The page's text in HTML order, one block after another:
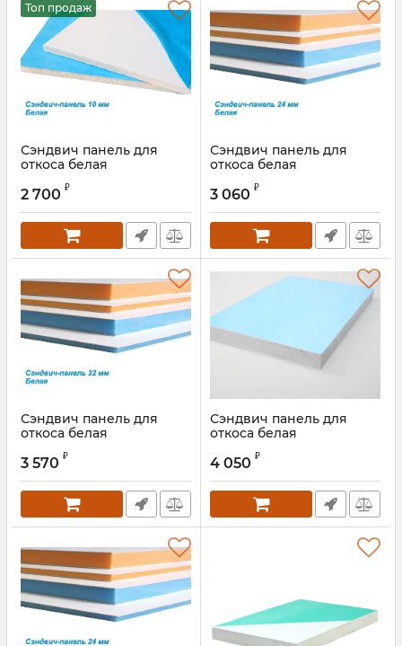
Топ продаж
Сэндвич панель для
откоса белая
2 700 ₽
Сэндвич панель для
откоса белая
Артикул:
3 060 ₽
Сэндвич панель для
откоса белая
3 570 ₽
Сэндвич панель для
откоса белая
4 050 ₽